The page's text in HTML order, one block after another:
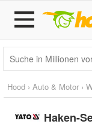
Hood › Auto & Motor ›
Haken-